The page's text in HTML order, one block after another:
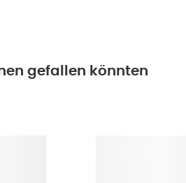
gefallen könnten